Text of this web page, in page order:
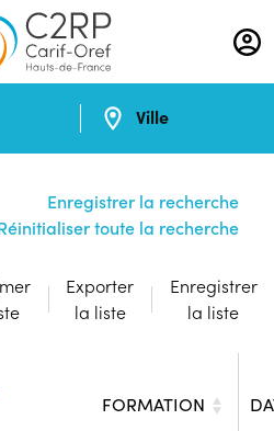
Aller
au
contenu
Ville
Enregistrer la recherche
toute la recherche
Exporter
la liste
Enregistrer
la liste
FORMATION